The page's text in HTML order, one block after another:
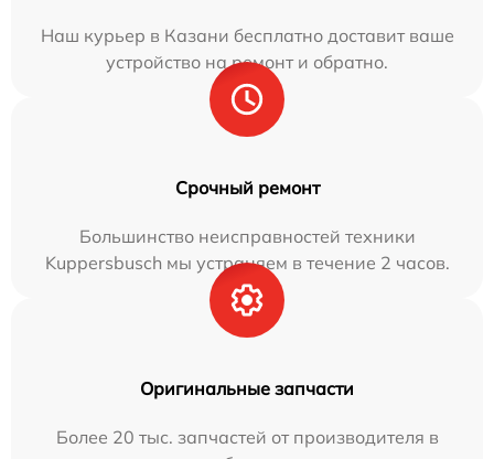
Наш курьер в Казани бесплатно доставит ваше
устройство на ремонт и обратно.
Срочный ремонт
Большинство неисправностей техники
Kuppersbusch мы устраняем в течение 2 часов.
Оригинальные запчасти
Более 20 тыс. запчастей от производителя в